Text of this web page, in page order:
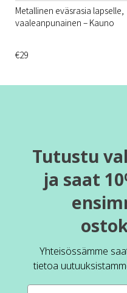
Metallinen eväsrasia lapselle,
vaaleanpunainen – Kauno
€29
Tutustu
ja saat
Yhteisössämme
tietoa